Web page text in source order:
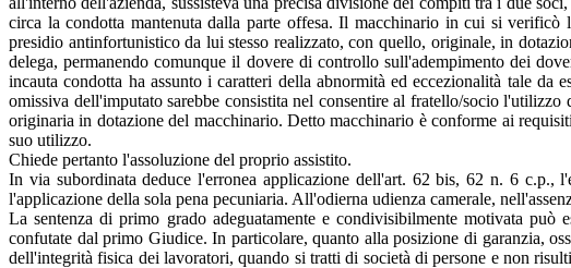
circa la condotta mantenuta dalla parte offesa. Il macchinario in cui si
presidio antinfortunistico da lui stesso realizzato, con quello, originale, in
delega, permanendo comunque il dovere di controllo sull'adempimento dei
incauta condotta ha assunto i caratteri della abnormità ed eccezionalità tale
omissiva dell'imputato sarebbe consistita nel consentire al fratello/socio
originaria in dotazione del macchinario. Detto macchinario è conforme ai
suo utilizzo.
Chiede pertanto l'assoluzione del proprio assistito.
In via subordinata deduce l'erronea applicazione dell'art. 62 bis, 62 n. 6 c.p.,
l'applicazione della sola pena pecuniaria. All'odierna udienza camerale,
La sentenza di primo grado adeguatamente e condivisibilmente motivata
confutate dal primo Giudice. In particolare, quanto alla posizione di garanzia,
dell'integrità fisica dei lavoratori, quando si tratti di società di persone e non